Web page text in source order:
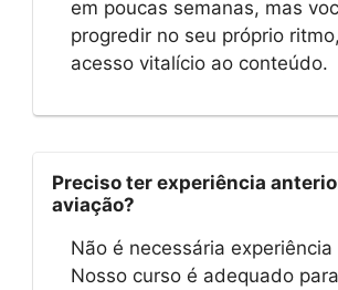
em poucas semanas, mas
progredir no seu próprio
acesso vitalício ao conteúdo.
Preciso ter experiência
aviação?
Não é necessária experiência
Nosso curso é adequado para